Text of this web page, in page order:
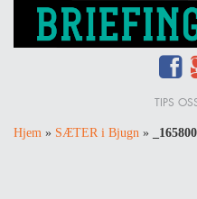
TIPS
Hjem » SÆTER i Bjugn »